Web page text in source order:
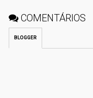
COMENTÁRIOS
BLOGGER